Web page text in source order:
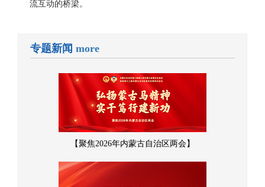
流互动的桥梁。
专题新闻 more
【聚焦2026年内蒙古自治区两会】